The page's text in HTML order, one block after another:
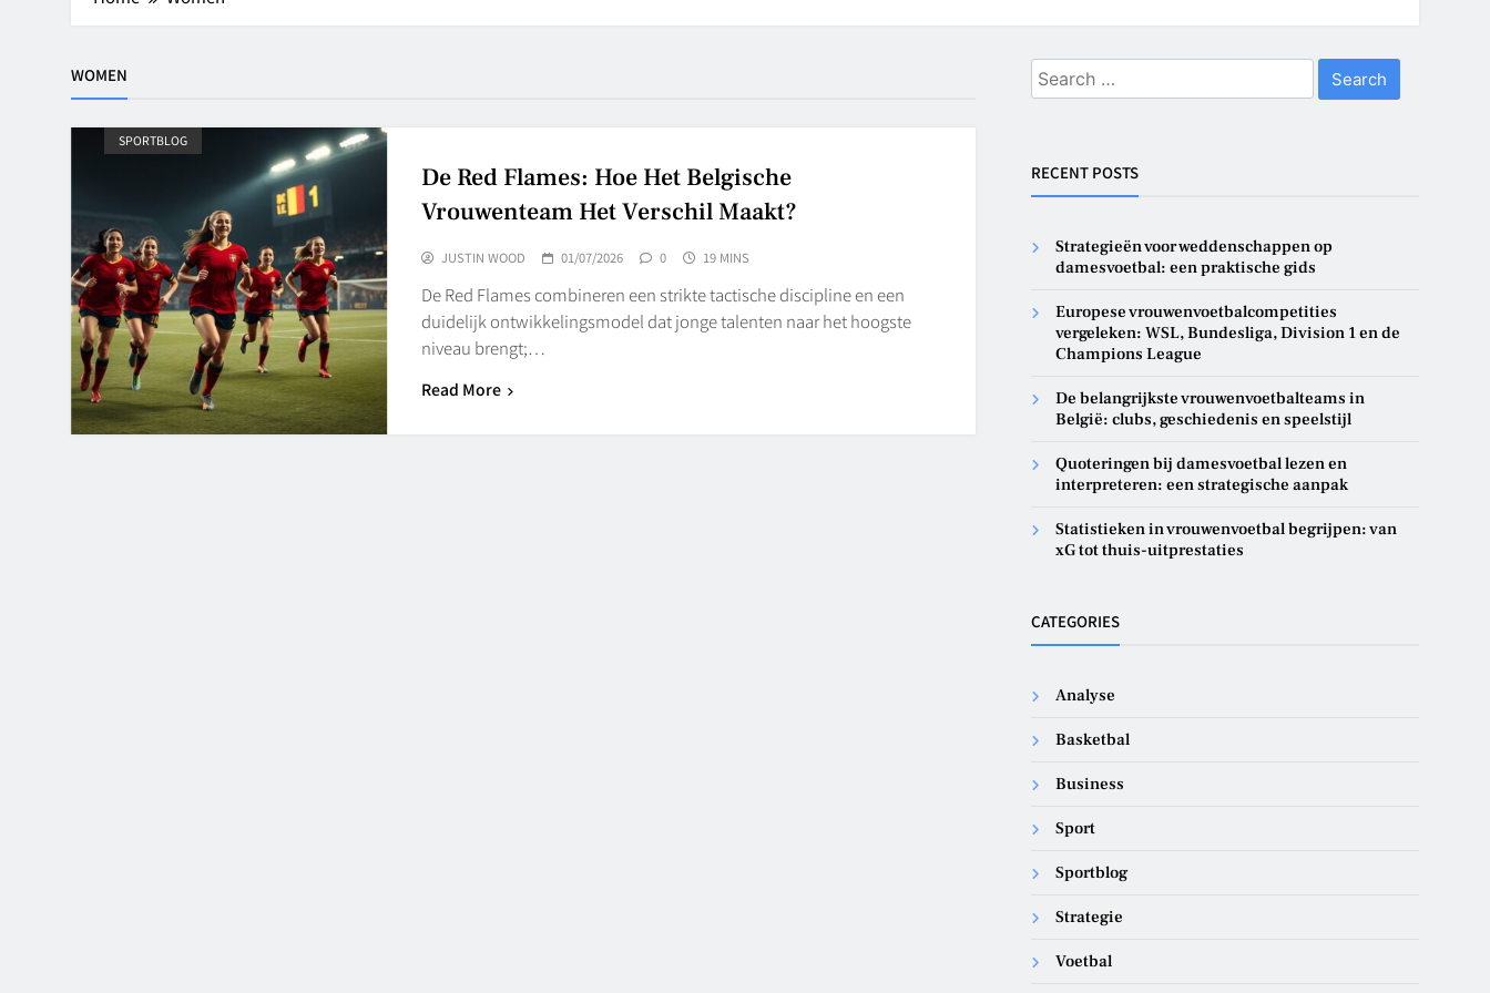
WOMEN
SPORTBLOG
De Red Flames: Hoe Het Belgische
Vrouwenteam Het Verschil Maakt?
JUSTIN WOOD 01/07/2026 0 19 MINS
De Red Flames combineren een strikte tactische discipline en een
duidelijk ontwikkelingsmodel dat jonge talenten naar het hoogste
niveau brengt;…
Read More
Search
for:
RECENT POSTS
Strategieën voor weddenschappen op
damesvoetbal: een praktische gids
Europese vrouwenvoetbalcompetities
vergeleken: WSL, Bundesliga, Division 1 en de
Champions League
De belangrijkste vrouwenvoetbalteams in
België: clubs, geschiedenis en speelstijl
Quoteringen bij damesvoetbal lezen en
interpreteren: een strategische aanpak
Statistieken in vrouwenvoetbal begrijpen: van
xG tot thuis-uitprestaties
CATEGORIES
Analyse
Basketbal
Business
Sport
Sportblog
Strategie
Voetbal